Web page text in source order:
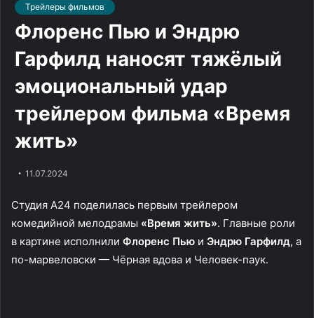
Трейлеры фильмов
Флоренс Пью и Эндрю
Гарфилд наносят тяжёлый
эмоциональный удар
трейлером фильма «Время
жить»
11.07.2024
Студия А24 поделилась первым трейлером
комедийной мелодрамы «Время жить». Главные роли
в картине исполнили Флоренс Пью и Эндрю Гарфилд, а
по-марвеловски — Чёрная вдова и Человек-паук.